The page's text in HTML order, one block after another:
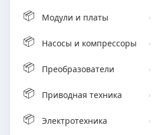
📦 Модули и платы ›
📦 Насосы и компрессоры ›
📦 Преобразователи ›
📦 Приводная техника ›
📦 Электротехника ›